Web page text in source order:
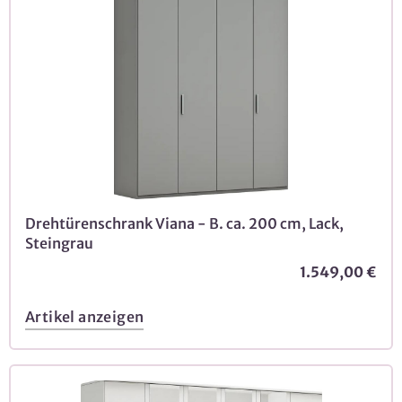
Drehtürenschrank Viana - B. ca. 200 cm, Lack,
Steingrau
1.549,00 €
Artikel anzeigen